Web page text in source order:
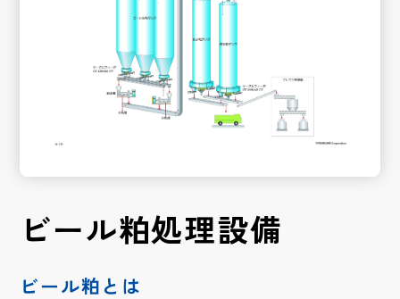
ビール粕処理設備
ビール粕とは